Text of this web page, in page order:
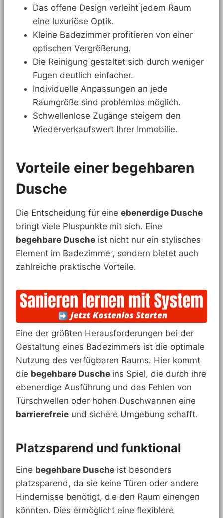
Das offene Design verleiht jedem Raum
eine luxuriöse Optik.
Kleine Badezimmer profitieren von einer
optischen Vergrößerung.
Die Reinigung gestaltet sich durch weniger
Fugen deutlich einfacher.
Individuelle Anpassungen an jede
Raumgröße sind problemlos möglich.
Schwellenlose Zugänge steigern den
Wiederverkaufswert Ihrer Immobilie.
Vorteile einer begehbaren
Dusche
Die Entscheidung für eine ebenerdige Dusche
bringt viele Pluspunkte mit sich. Eine
begehbare Dusche ist nicht nur ein stylisches
Element im Badezimmer, sondern bietet auch
zahlreiche praktische Vorteile.
Eine der größten Herausforderungen bei der
Gestaltung eines Badezimmers ist die optimale
Nutzung des verfügbaren Raums. Hier kommt
die begehbare Dusche ins Spiel, die durch ihre
ebenerdige Ausführung und das Fehlen von
Türschwellen oder hohen Duschwannen eine
barrierefreie und sichere Umgebung schafft.
Platzsparend und funktional
Eine begehbare Dusche ist besonders
platzsparend, da sie keine Türen oder andere
Hindernisse benötigt, die den Raum einengen
könnten. Dies ermöglicht eine flexiblere